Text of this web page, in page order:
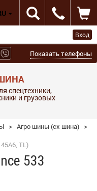
Вход
Показать телефоны
спецтехники,
и грузовых
> Агро шины (сх шина) >
TL)
533